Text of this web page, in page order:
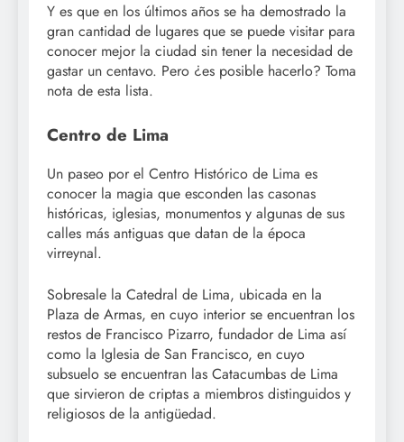
Y es que en los últimos años se ha demostrado la
gran cantidad de lugares que se puede visitar para
conocer mejor la ciudad sin tener la necesidad de
gastar un centavo. Pero ¿es posible hacerlo? Toma
nota de esta lista.
Centro de Lima
Un paseo por el Centro Histórico de Lima es
conocer la magia que esconden las casonas
históricas, iglesias, monumentos y algunas de sus
calles más antiguas que datan de la época
virreynal.
Sobresale la Catedral de Lima, ubicada en la
Plaza de Armas, en cuyo interior se encuentran los
restos de Francisco Pizarro, fundador de Lima así
como la Iglesia de San Francisco, en cuyo
subsuelo se encuentran las Catacumbas de Lima
que sirvieron de criptas a miembros distinguidos y
religiosos de la antigüedad.